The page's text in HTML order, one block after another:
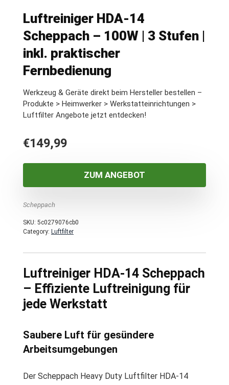
Luftreiniger HDA-14
Scheppach – 100W | 3 Stufen |
inkl. praktischer
Fernbedienung
Werkzeug & Geräte direkt beim Hersteller bestellen –
Produkte > Heimwerker > Werkstatteinrichtungen >
Luftfilter Angebote jetzt entdecken!
€149,99
ZUM ANGEBOT
Scheppach
SKU: 5c0279076cb0
Category: Luftfilter
Luftreiniger HDA-14 Scheppach
– Effiziente Luftreinigung für
jede Werkstatt
Saubere Luft für gesündere
Arbeitsumgebungen
Der Scheppach Heavy Duty Luftfilter HDA-14